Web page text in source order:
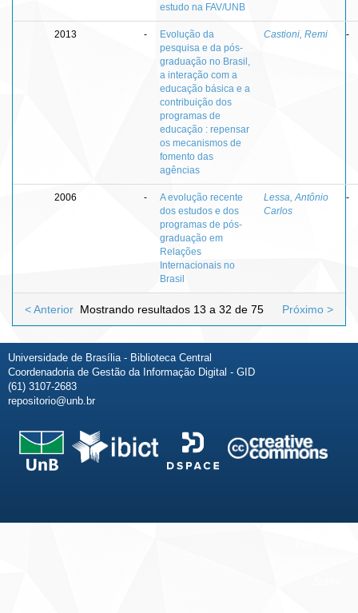
estudo na FAV/UNB
2013 -
Evolução da
pesquisa e da pós-
graduação no Brasil,
a interação com a
educação básica e a
contribuição dos
programas de
educação : repensar
os mecanismos de
fomento das
agências
Castioni, Remi -
2006 -
A evolução recente
dos estudos e dos
programas de pós-
graduação em
Relações
Internacionais no
Brasil
Lessa, Antônio
Carlos
-
Mostrando resultados 13 a 32 de 75
< Anterior Próximo >
Universidade de Brasília - Biblioteca Central
Coordenadoria de Gestão da Informação Digital - GID
(61) 3107-2683
repositorio@unb.br